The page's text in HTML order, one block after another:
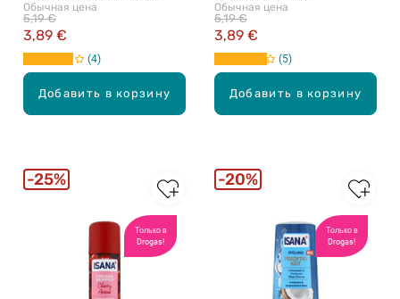
Добавить в корзину
волос, 200мл
Обычная цена
3,89 €
5,19 €
4
Добавить в корзину
Обычная цена
3,89 €
5,19 €
5
Только в
Drogas!
25%
Только в
Drogas!
20%